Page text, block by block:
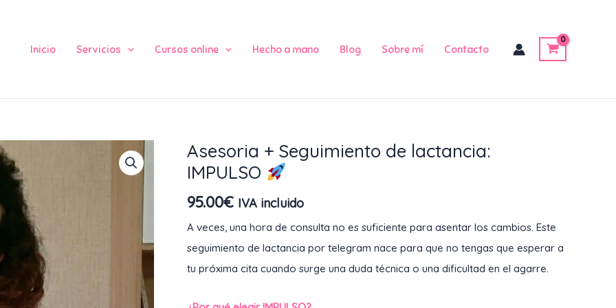
Inicio Servicios Cursos online Hecho a mano Blog Sobre mí Contacto
Asesoria + Seguimiento de lactancia:
IMPULSO
95.00€ IVA incluido
A veces, una hora de consulta no es suficiente para asentar los cambios. Este
seguimiento de lactancia por telegram nace para que no tengas que esperar a
tu próxima cita cuando surge una duda técnica o una dificultad en el agarre.
Asesoria
+
de
lactancia:
IMPULSO